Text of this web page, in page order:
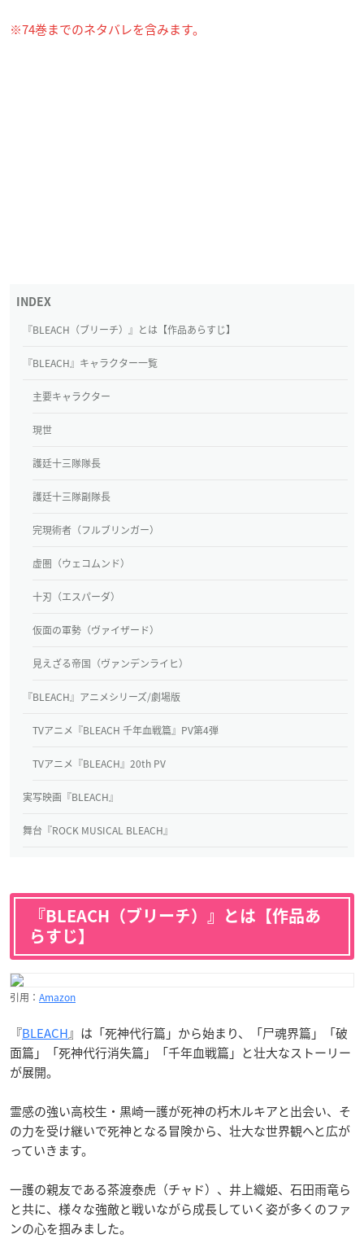
※74巻までのネタバレを含みます。
『BLEACH（ブリーチ）』とは【作品あらすじ】
『BLEACH』キャラクター一覧
主要キャラクター
現世
護廷十三隊隊長
護廷十三隊副隊長
完現術者（フルブリンガー）
虚圏（ウェコムンド）
十刃（エスパーダ）
仮面の軍勢（ヴァイザード）
見えざる帝国（ヴァンデンライヒ）
『BLEACH』アニメシリーズ/劇場版
TVアニメ『BLEACH 千年血戦篇』PV第4弾
TVアニメ『BLEACH』20th PV
実写映画『BLEACH』
舞台『ROCK MUSICAL BLEACH』
『BLEACH（ブリーチ）』とは【作品あ
らすじ】
引用： Amazon
『BLEACH』は「死神代行篇」から始まり、「尸魂界篇」「破
面篇」「死神代行消失篇」「千年血戦篇」と壮大なストーリー
が展開。
霊感の強い高校生・黒崎一護が死神の朽木ルキアと出会い、そ
の力を受け継いで死神となる冒険から、壮大な世界観へと広が
っていきます。
一護の親友である茶渡泰虎（チャド）、井上織姫、石田雨竜ら
と共に、様々な強敵と戦いながら成長していく姿が多くのファ
ンの心を掴みました。